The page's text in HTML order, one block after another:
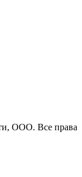
ООО. Все права